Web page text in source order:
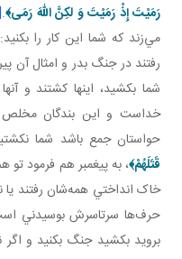
رَمَيْتَ إِذْ رَمَيْتَ وَ لكِنَّ اللّهَ رَمَی﴾.
مي‌زند که شما اين کار را
رفتند در جنگ بدر و امثال آن
شما بکشيد، اينها کشتند و
خداست و اين بندگان مخلص
حواستان جمع باشد شما
قَتَلَهُمْ﴾، به پيغمبر هم فرمود
خاک انداختي همه‌شان رفتند يا
حرف‌ها سرتاسرش بوسيدني
برويد بکشيد جنگ بکنيد و